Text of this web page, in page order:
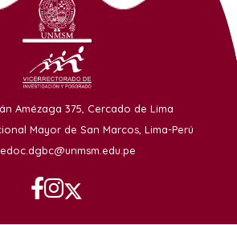
Amézaga 375, Cercado de Lima
Mayor de San Marcos, Lima-Perú